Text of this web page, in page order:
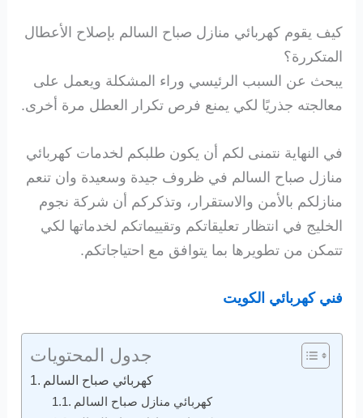
كيف يقوم كهربائي منازل صباح السالم بإصلاح الأعطال
المتكررة؟
يبحث عن السبب الرئيسي وراء المشكلة ويعمل على
معالجته جذريًا لكي يمنع فرص تكرار العطل مرة أخرى.
في النهاية نتمنى لكم أن يكون طلبكم لخدمات كهربائي
منازل صباح السالم في ظروف جيدة وسعيدة وان تنعم
منازلكم بالأمن والاستقرار، وتذكركم أن شركة نجوم
الخليج في انتظار تعليقاتكم وتقييماتكم لخدماتها لكي
تتمكن من تطويرها بما يتوافق مع احتياجاتكم.
فني كهربائي الكويت
جدول المحتويات
كهربائي صباح السالم
كهربائي منازل صباح السالم